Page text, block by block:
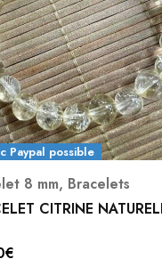
, Bracelet 8 mm
CALCITE JAUNE
€